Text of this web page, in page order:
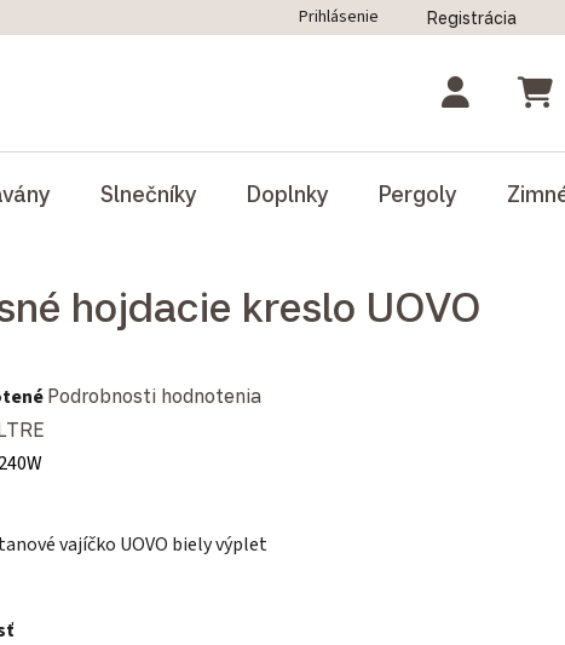
Odstúpenie od zmluvy
Prihlásenie Registrácia
Slnečníky Doplnky Pergoly
hojdacie kreslo UOVO
produktu je 0,0 z 5 hviezdičiek.
Podrobnosti hodnotenia
vajíčko UOVO biely výplet